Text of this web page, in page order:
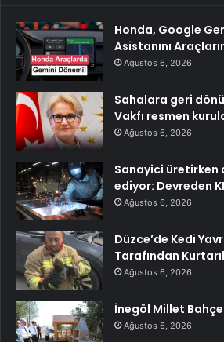
Honda, Google
Asistanını
Ağustos 6, 2026
Sahalara geri
Vakfı resmen
Ağustos 6, 2026
Sanayici üretirken
ediyor: Devreden
Ağustos 6, 2026
Düzce’de Kedi
Tarafından
Ağustos 6, 2026
İnegöl Millet
Ağustos 6, 2026